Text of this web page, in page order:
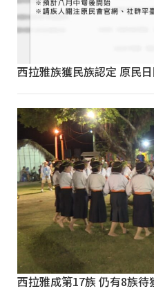
西拉雅族獲民族認定 原民
西拉雅成第17族 仍有8族待